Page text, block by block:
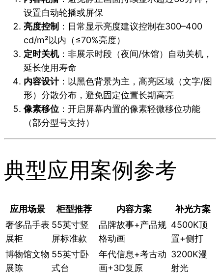
设置自动轮播或屏保
亮度控制 ：日常显示亮度建议控制在300–400
cd/m²以内（≤70%亮度）
定时关机：非展示时段（夜间/休馆）自动关机，
延长使用寿命
内容设计：以黑色背景为主，高亮区域（文字/图
形）分散分布，避免固定位置长期高亮
像素移位 ：开启屏幕内置的像素轻微移位功能
（部分型号支持）
典型应用案例参考
应用场景 柜型推荐 内容方案
补光方案
奢侈品手表
展柜
55英寸竖
屏标准款
品牌故事+产品规
格动画
4500K顶
置+侧打
博物馆文物
展陈
55英寸卧
式台
年代信息+考古动
画+3D复原
3200K漫
射光